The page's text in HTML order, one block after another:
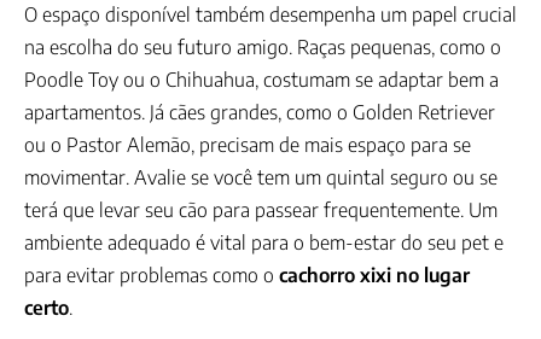
O espaço disponível também desempenha um papel crucial
na escolha do seu futuro amigo. Raças pequenas, como o
Poodle Toy ou o Chihuahua, costumam se adaptar bem a
apartamentos. Já cães grandes, como o Golden Retriever
ou o Pastor Alemão, precisam de mais espaço para se
movimentar. Avalie se você tem um quintal seguro ou se
terá que levar seu cão para passear frequentemente. Um
ambiente adequado é vital para o bem-estar do seu pet e
para evitar problemas como o cachorro xixi no lugar
certo.